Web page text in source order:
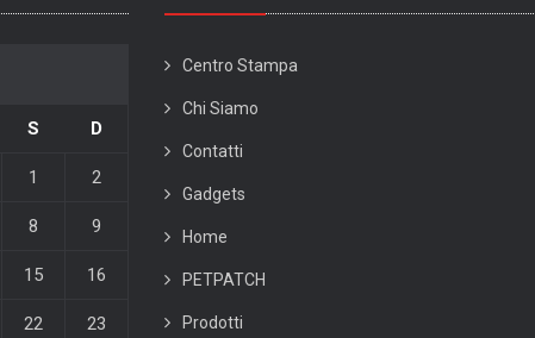
S D
1 2
8 9
15 16
22 23
Centro Stampa
Chi Siamo
Contatti
Gadgets
Home
PETPATCH
Prodotti